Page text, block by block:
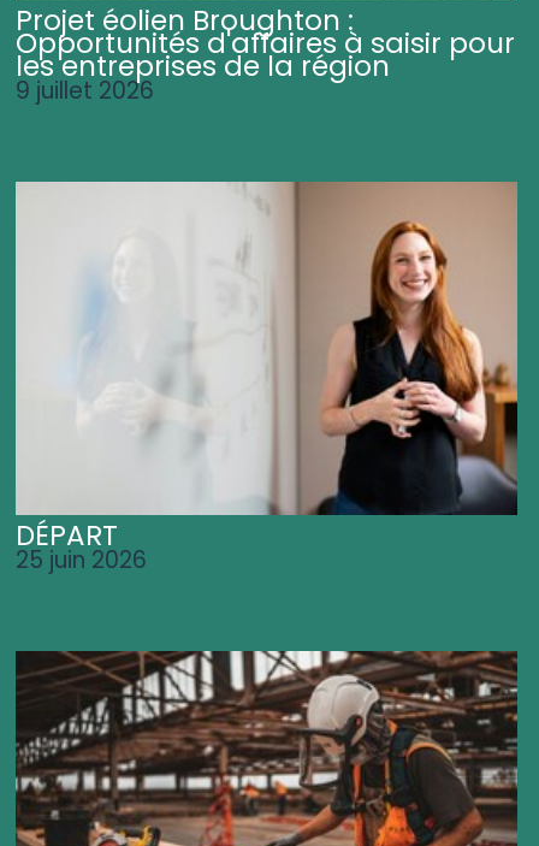
Projet éolien Broughton :
Opportunités d'affaires à saisir pour
les entreprises de la région
9 juillet 2026
DÉPART
25 juin 2026